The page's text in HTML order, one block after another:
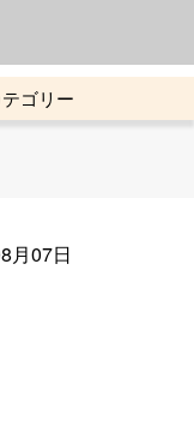
月07日